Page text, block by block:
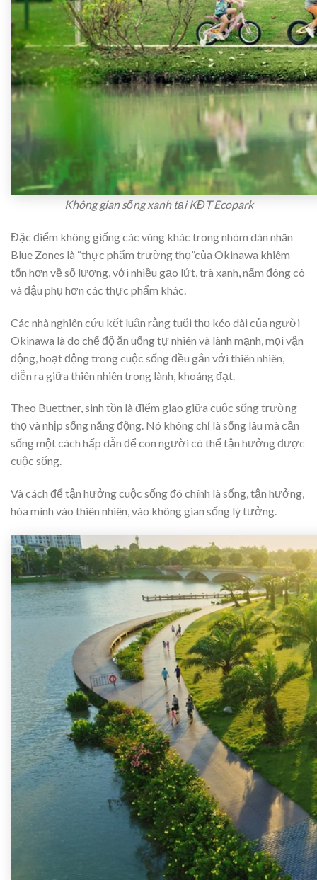
Không gian sống xanh tại KĐT Ecopark
Đặc điểm không giống các vùng khác trong nhóm dán nhãn
Blue Zones là “thực phẩm trường thọ”của Okinawa khiêm
tốn hơn về số lượng, với nhiều gạo lứt, trà xanh, nấm đông cô
và đậu phụ hơn các thực phẩm khác.
Các nhà nghiên cứu kết luận rằng tuổi thọ kéo dài của người
Okinawa là do chế độ ăn uống tự nhiên và lành mạnh, mọi vận
động, hoạt động trong cuộc sống đều gắn với thiên nhiên,
diễn ra giữa thiên nhiên trong lành, khoáng đạt.
Theo Buettner, sinh tồn là điểm giao giữa cuộc sống trường
thọ và nhịp sống năng động. Nó không chỉ là sống lâu mà cần
sống một cách hấp dẫn để con người có thể tận hưởng được
cuộc sống.
Và cách để tận hưởng cuộc sống đó chính là sống, tận hưởng,
hòa mình vào thiên nhiên, vào không gian sống lý tưởng.